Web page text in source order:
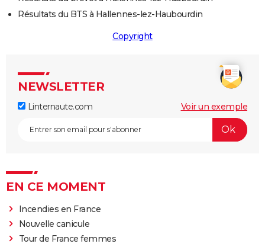
Résultats du BTS à Hallennes-lez-Haubourdin
Copyright
NEWSLETTER
Linternaute.com Voir un exemple
EN CE MOMENT
Incendies en France
Nouvelle canicule
Tour de France femmes